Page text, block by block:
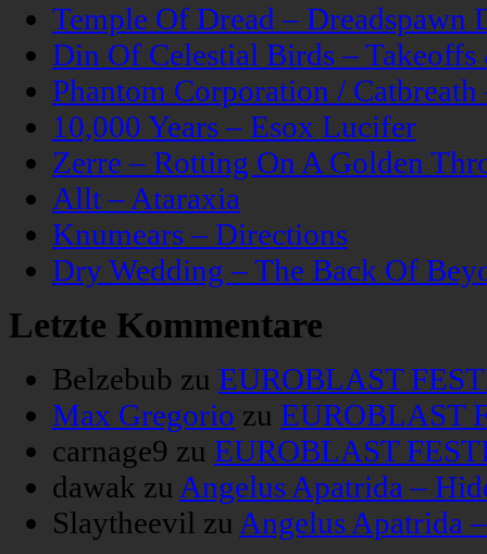
Temple Of Dread – Dreadspawn
Din Of Celestial Birds –
Phantom Corporation /
10,000 Years – Esox Lucifer
Zerre – Rotting On A Golden
Allt – Ataraxia
Knumears – Directions
Dry Wedding – The Back Of
Letzte Kommentare
Belzebub zu EUROBLAST
Max Gregorio zu EUROBLAST
carnage9 zu EUROBLAST
dawak zu Angelus Apatrida –
Slaytheevil zu Angelus Apatrida